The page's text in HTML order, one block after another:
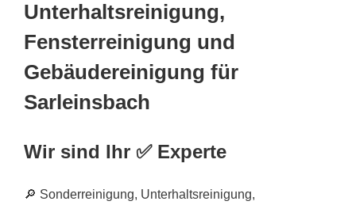
Unterhaltsreinigung,
Fensterreinigung und
Gebäudereinigung für
Sarleinsbach
Wir sind Ihr ✅ Experte
🔎 Sonderreinigung, Unterhaltsreinigung,